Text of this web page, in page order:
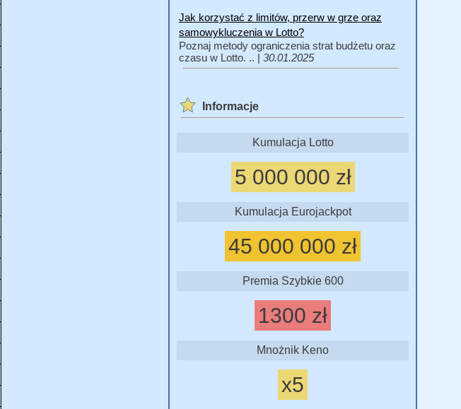
Jak korzystać z limitów, przerw w grze oraz
samowykluczenia w Lotto?
Poznaj metody ograniczenia strat budżetu oraz
czasu w Lotto. .. | 30.01.2025
Informacje
Kumulacja Lotto
5 000 000 zł
Kumulacja Eurojackpot
45 000 000 zł
Premia Szybkie 600
1300 zł
Mnożnik Keno
x5